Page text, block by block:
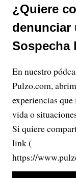
¿Quiere
denunciar
Sospecha
En nuestro
Pulzo.com,
experiencias
vida o
Si quiere
link (
https://